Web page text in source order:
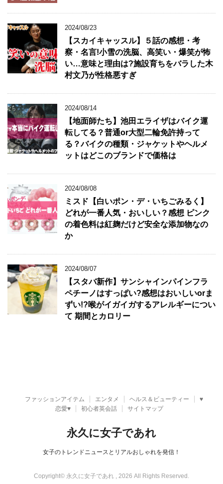
2024/08/23
【スカイキャッスル】５話の感想・考
察・名言!小雪の洗脳、高笑い・爆笑が怖
い…意味と理由は?施設育ちをバラした木
村文乃が性格悪すぎ
2024/08/14
【地面師たち】池田エライザはバイク運
転してる？普通or大型二輪免許持って
る？バイクの種類・ジャケットやヘルメ
ットはどこのブランドで価格は
2024/08/08
ミスド【白いポン・デ・いちごみるく】
どれが一番人気・おいしい？感想 ピンク
の着色料は紅麹だけど安全な添加物なの
か
2024/08/07
【スタバ新作】サンシャインパインフラ
ペチーノはすっぱい?感想はおいしいorま
ずい!?喉がイガイガするアレルギーについ
て 期間とカロリー
ファッションアイテム エンタメ ヘルス＆ビューティー
♥
恋愛♥
初心者英会話 サイトマップ
永久に女子であれ
女子のトレンドニュースとリアルおしゃれを発信！
Copyright© 永久に女子であれ , 2026 All Rights Reserved.